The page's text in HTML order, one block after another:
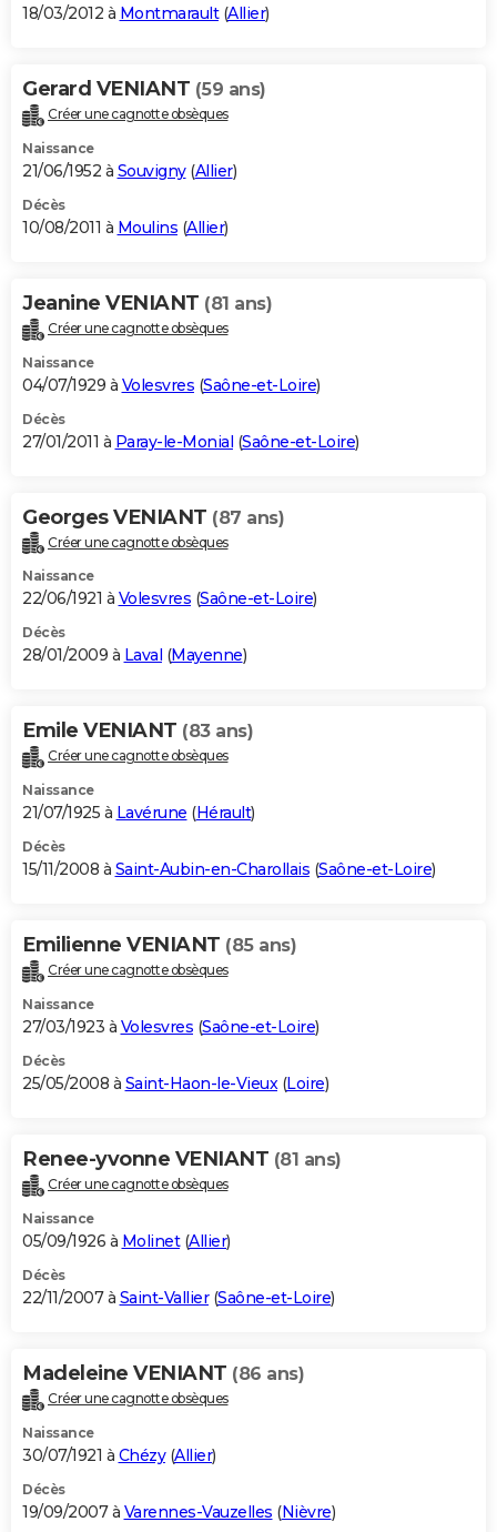
18/03/2012 à Montmarault(Allier)
Gerard VENIANT (59 ans)
Créer une cagnotte obsèques
Naissance
21/06/1952 à Souvigny(Allier)
Décès
10/08/2011 à Moulins (Allier)
Jeanine VENIANT (81 ans)
Créer une cagnotte obsèques
Naissance
04/07/1929 à Volesvres (Saône-et-Loire)
Décès
27/01/2011 à Paray-le-Monial (Saône-et-Loire)
Georges VENIANT (87 ans)
Créer une cagnotte obsèques
Naissance
22/06/1921 à Volesvres (Saône-et-Loire)
Décès
28/01/2009 à Laval (Mayenne)
Emile VENIANT (83 ans)
Créer une cagnotte obsèques
Naissance
21/07/1925 à Lavérune (Hérault)
Décès
15/11/2008 à Saint-Aubin-en-Charollais (Saône-et-Loire)
Emilienne VENIANT (85 ans)
Créer une cagnotte obsèques
Naissance
27/03/1923 à Volesvres (Saône-et-Loire)
Décès
25/05/2008 à Saint-Haon-le-Vieux(Loire)
Renee-yvonne VENIANT (81 ans)
Créer une cagnotte obsèques
Naissance
05/09/1926 à Molinet(Allier)
Décès
22/11/2007 à Saint-Vallier(Saône-et-Loire)
Madeleine VENIANT (86 ans)
Créer une cagnotte obsèques
Naissance
30/07/1921 à Chézy(Allier)
Décès
19/09/2007 à Varennes-Vauzelles (Nièvre)